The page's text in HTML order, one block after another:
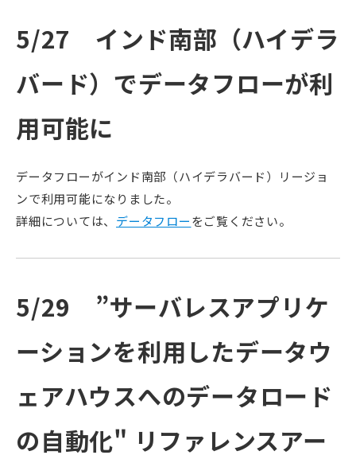
5/27 インド南部（ハイデラ
バード）でデータフローが利
用可能に
データフローがインド南部（ハイデラバード）リージョ
ンで利用可能になりました。
詳細については、 データフローをご覧ください。
5/29 ”サーバレスアプリケ
ーションを利用したデータウ
ェアハウスへのデータロード
の自動化" リファレンスアー